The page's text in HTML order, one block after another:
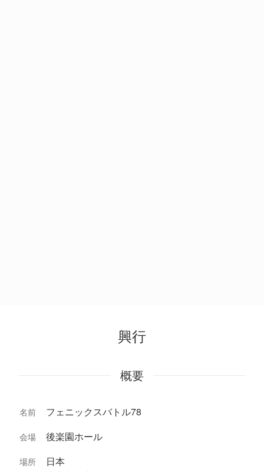
興行
概要
名前 フェニックスバトル78
会場 後楽園ホール
場所
日本